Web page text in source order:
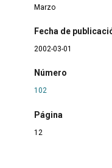
Marzo
Fecha de
2002-03-01
Número
102
Página
12